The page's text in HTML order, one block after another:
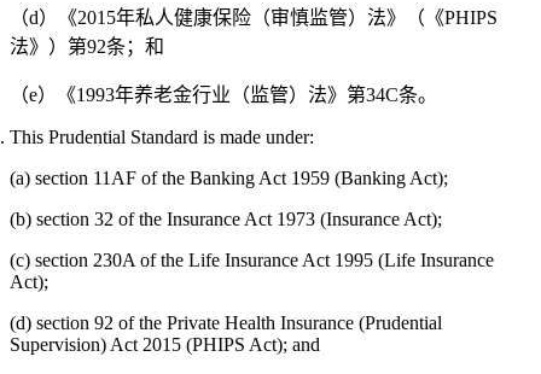
（d）《2015年私人健康保险（审慎监管）法》（《PHIPS
法》）第92条；和
（e）《1993年养老金行业（监管）法》第34C条。
This Prudential Standard is made under:
(a) section 11AF of the Banking Act 1959 (Banking Act);
(b) section 32 of the Insurance Act 1973 (Insurance Act);
(c) section 230A of the Life Insurance Act 1995 (Life Insurance
Act);
(d) section 92 of the Private Health Insurance (Prudential
Supervision) Act 2015 (PHIPS Act); and